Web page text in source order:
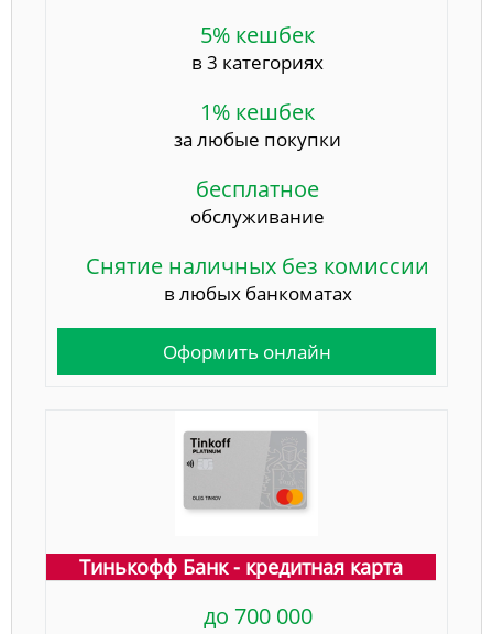
5% кешбек
в 3 категориях
1% кешбек
за любые покупки
бесплатное
обслуживание
Снятие наличных без комиссии
в любых банкоматах
Оформить онлайн
Тинькофф Банк - кредитная карта
до 700 000